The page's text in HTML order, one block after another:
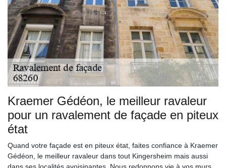
Kraemer Gédéon, le meilleur ravaleur
pour un ravalement de façade en piteux
état
Quand votre façade est en piteux état, faites confiance à Kraemer
Gédéon, le meilleur ravaleur dans tout Kingersheim mais aussi